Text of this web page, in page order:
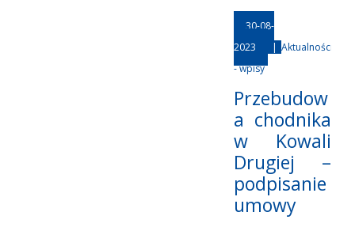
30-08-
2023
| Aktualności
- wpisy
Przebudow
a chodnika
w Kowali
Drugiej –
podpisanie
umowy